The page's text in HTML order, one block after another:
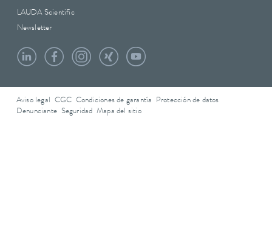
LAUDA Scientific
Newsletter
Aviso legal CGC Condiciones de garantía
Protección de datos
Denunciante Seguridad Mapa del sitio